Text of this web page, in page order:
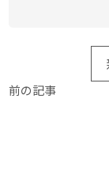
前の記事